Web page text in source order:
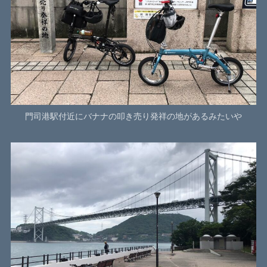
門司港駅付近にバナナの叩き売り発祥の地があるみたいや